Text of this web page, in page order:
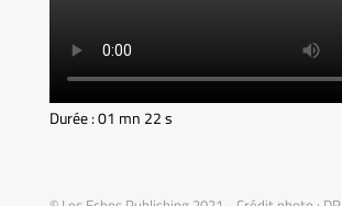
Durée : 01 mn 22 s